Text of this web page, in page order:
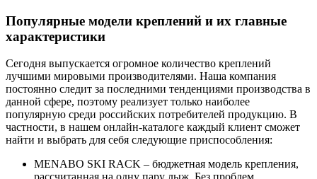
Популярные модели креплений и их главные
характеристики
Сегодня выпускается огромное количество креплений
лучшими мировыми производителями. Наша компания
постоянно следит за последними тенденциями производства в
данной сфере, поэтому реализует только наиболее
популярную среди российских потребителей продукцию. В
частности, в нашем онлайн-каталоге каждый клиент сможет
найти и выбрать для себя следующие приспособления:
MENABO SKI RACK – бюджетная модель крепления,